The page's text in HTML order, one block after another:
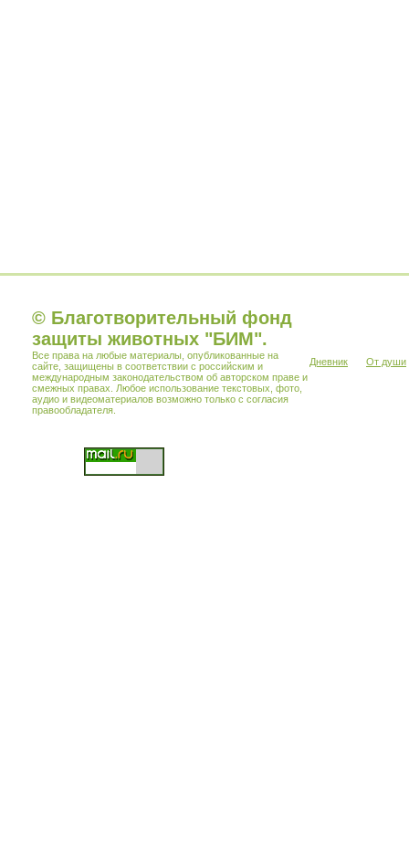
© Благотворительный фонд
защиты животных "БИМ".
Все права на любые материалы, опубликованные на
сайте, защищены в соответствии с российским и
международным законодательством об авторском праве и
смежных правах. Любое использование текстовых, фото,
аудио и видеоматериалов возможно только с согласия
правообладателя.
Дневник От души